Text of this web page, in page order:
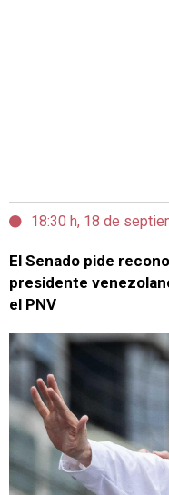
18:30 h, 18 de
El Senado pide
presidente
el PNV